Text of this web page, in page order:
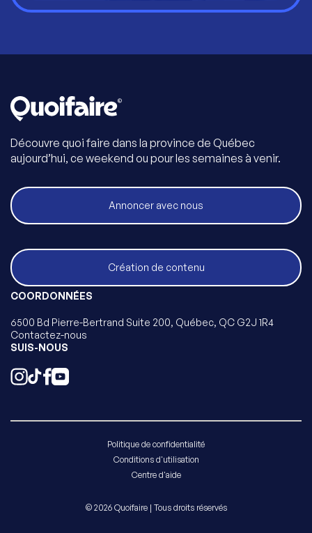
Découvre quoi faire dans la province de Québec
aujourd’hui, ce weekend ou pour les semaines à venir.
Annoncer avec nous
Création de contenu
COORDONNÉES
6500 Bd Pierre-Bertrand Suite 200, Québec, QC G2J 1R4
Contactez-nous
SUIS-NOUS
Politique de confidentialité
Conditions d'utilisation
Centre d'aide
© 2026 Quoifaire | Tous droits réservés